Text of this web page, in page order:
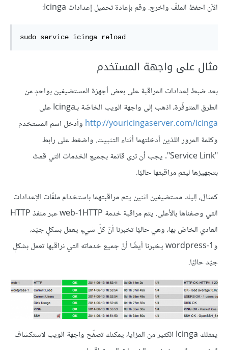
الآن احفظ الملفّ واخرج. وقم بإعادة تحميل إعدادات Icinga:
sudo service icinga reload
مثال على واجهة المستخدم
بعد ضبط إعدادات المراقبة على بعض أجهزة المستضيفين بواحدٍ من
الطرق المتوفّرة، اذهب إلى واجهة الويب الخاصّة بـIcinga على
http://youricingaserver.com/icinga وأدخل اسم المستخدم
وكلمة المرور اللذين أدخلتهما أثناء التثبيت. واضغط على رابط
"Service Link". يجب أن ترى قائمة بجميع الخدمات التي قمتَ
بتجهيزها ليتم مراقبتها حاليًا.
كمثال، إليك مستضيفين اثنين يتم مراقبتهما باستخدام ملفّات الإعدادات
التي وصفناها بالأعلى. يتم مراقبة خدمة web-1HTTP عبر منفذ HTTP
العادي الخاصّ بها، وهي حاليًا تخبرنا أنّ كلّ شيءٍ يعمل بشكلٍ جيّد،
وwordpress-1 يخبرنا أيضًا أنّ جميع خدماته التي نراقبها تعمل بشكلٍ
جيّد حاليًا.
يمتلك Icinga الكثير من المزايا، يمكنك تصفّح واجهة الويب لاستكشاف